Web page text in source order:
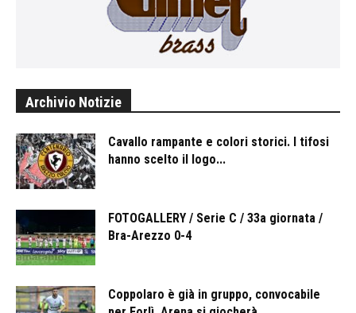
Archivio Notizie
Cavallo rampante e colori storici. I tifosi
hanno scelto il logo...
FOTOGALLERY / Serie C / 33a giornata /
Bra-Arezzo 0-4
Coppolaro è già in gruppo, convocabile